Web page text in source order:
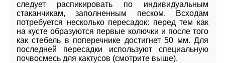
следует распикировать по индивидуальным
стаканчикам, заполненным песком. Всходам
потребуется несколько пересадок: перед тем как
на кусте образуются первые колючки и после того
как стебель в поперечнике достигнет 50 мм. Для
последней пересадки используют специальную
почвосмесь для кактусов (смотрите выше).